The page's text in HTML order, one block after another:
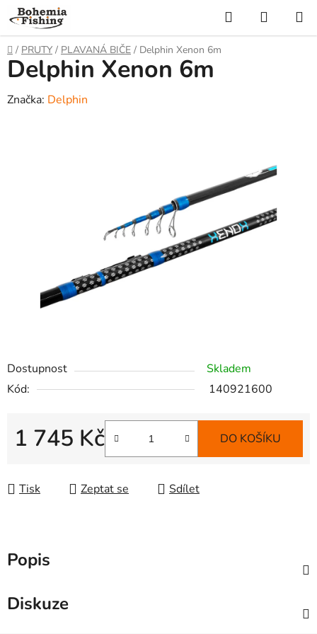
Přejít
na
obsah
Hledat
KOŠÍK
Domů
/ PRUTY / PLAVANÁ BIČE / Delphin Xenon 6m
Dostupnost
Skladem
Kód:
140921600
1 745 Kč DO KOŠÍKU
Tisk Zeptat se Sdílet
Delphin Xenon 6m
Značka: Delphin
Popis
Diskuze